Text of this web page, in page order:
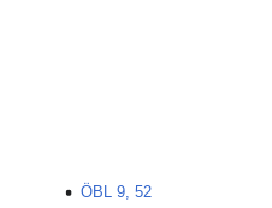
ÖBL 9, 52